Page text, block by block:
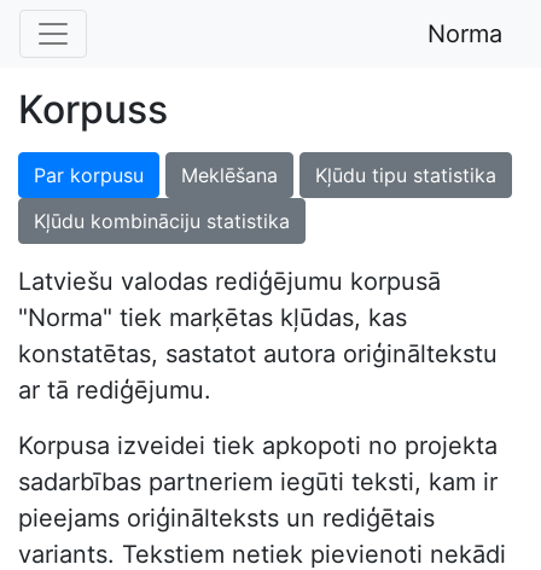
Norma
Korpuss
Par korpusu Meklēšana
Kļūdu tipu statistika
Kļūdu kombināciju statistika
Latviešu valodas rediģējumu korpusā
"Norma" tiek marķētas kļūdas, kas
konstatētas, sastatot autora oriģināltekstu
ar tā rediģējumu.
Korpusa izveidei tiek apkopoti no projekta
sadarbības partneriem iegūti teksti, kam ir
pieejams oriģinālteksts un rediģētais
variants. Tekstiem netiek pievienoti nekādi